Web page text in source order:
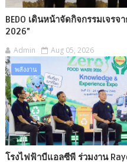
BEDO เดินหน้าจัดกิจกรรมเจรจา
2026”
Admin Aug 05, 2026
พลังงาน
โรงไฟฟ้าบีแอลซีพี ร่วมงาน